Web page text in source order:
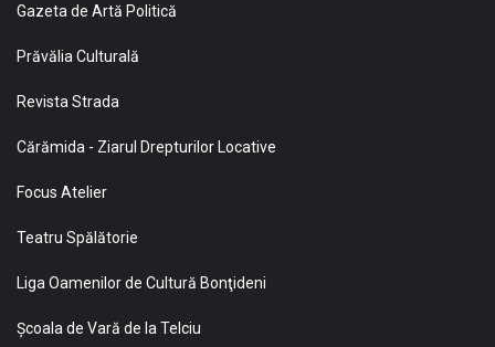
Gazeta de Artă Politică
Prăvălia Culturală
Revista Strada
Cărămida - Ziarul Drepturilor Locative
Focus Atelier
Teatru Spălătorie
Liga Oamenilor de Cultură Bonţideni
Şcoala de Vară de la Telciu